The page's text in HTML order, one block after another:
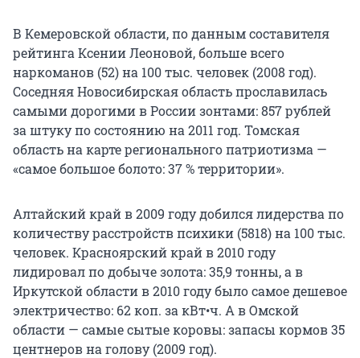
В Кемеровской области, по данным составителя
рейтинга Ксении Леоновой, больше всего
наркоманов (52) на 100 тыс. человек (2008 год).
Соседняя Новосибирская область прославилась
самыми дорогими в России зонтами: 857 рублей
за штуку по состоянию на 2011 год. Томская
область на карте регионального патриотизма —
«самое большое болото: 37 % территории».
Алтайский край в 2009 году добился лидерства по
количеству расстройств психики (5818) на 100 тыс.
человек. Красноярский край в 2010 году
лидировал по добыче золота: 35,9 тонны, а в
Иркутской области в 2010 году было самое дешевое
электричество: 62 коп. за кВт•ч. А в Омской
области — самые сытые коровы: запасы кормов 35
центнеров на голову (2009 год).